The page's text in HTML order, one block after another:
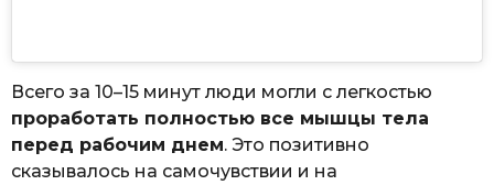
Всего за 10–15 минут люди могли с легкостью
проработать полностью все мышцы тела
перед рабочим днем. Это позитивно
сказывалось на самочувствии и на